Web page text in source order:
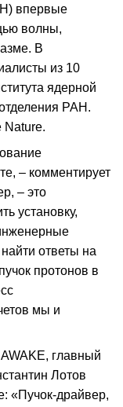
впервые
волны,
В
из 10
ядерной
РАН.
Nature.
– комментирует
– это
установку,
ответы на
протонов в
мы и
главный
Лотов
«Пучок-драйвер,